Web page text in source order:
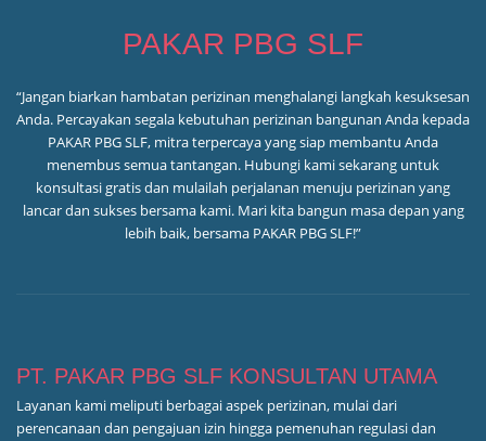
PAKAR PBG SLF
“Jangan biarkan hambatan perizinan menghalangi langkah kesuksesan
Anda. Percayakan segala kebutuhan perizinan bangunan Anda kepada
PAKAR PBG SLF, mitra terpercaya yang siap membantu Anda
menembus semua tantangan. Hubungi kami sekarang untuk
konsultasi gratis dan mulailah perjalanan menuju perizinan yang
lancar dan sukses bersama kami. Mari kita bangun masa depan yang
lebih baik, bersama PAKAR PBG SLF!”
PT. PAKAR PBG SLF KONSULTAN UTAMA
Layanan kami meliputi berbagai aspek perizinan, mulai dari
perencanaan dan pengajuan izin hingga pemenuhan regulasi dan